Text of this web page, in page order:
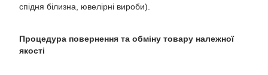
спідня білизна, ювелірні вироби).
Процедура повернення та обміну товару належної
якості